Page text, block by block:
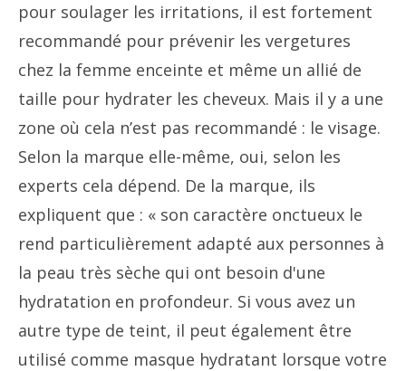
pour soulager les irritations, il est fortement
recommandé pour prévenir les vergetures
chez la femme enceinte et même un allié de
taille pour hydrater les cheveux. Mais il y a une
zone où cela n’est pas recommandé : le visage.
Selon la marque elle-même, oui, selon les
experts cela dépend. De la marque, ils
expliquent que : « son caractère onctueux le
rend particulièrement adapté aux personnes à
la peau très sèche qui ont besoin d'une
hydratation en profondeur. Si vous avez un
autre type de teint, il peut également être
utilisé comme masque hydratant lorsque votre